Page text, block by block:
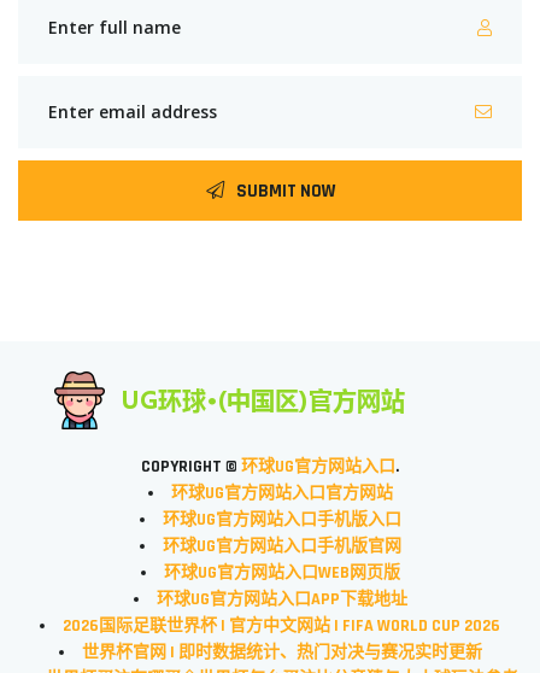
SUBMIT NOW
COPYRIGHT © 环球UG官方网站入口.
环球UG官方网站入口官方网站
环球UG官方网站入口手机版入口
环球UG官方网站入口手机版官网
环球UG官方网站入口WEB网页版
环球UG官方网站入口APP下载地址
2026国际足联世界杯 | 官方中文网站 | FIFA WORLD CUP 2026
世界杯官网 | 即时数据统计、热门对决与赛况实时更新